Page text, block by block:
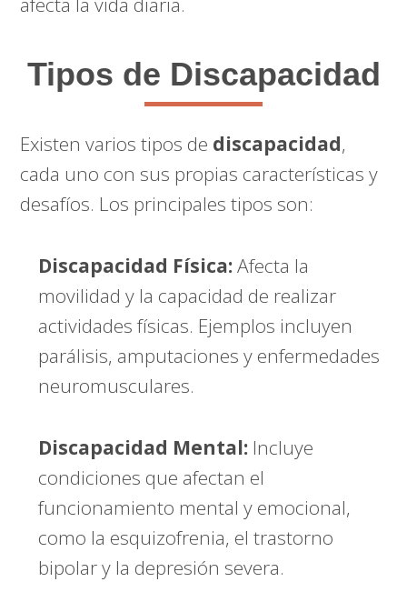
Tipos de Discapacidad
Existen varios tipos de discapacidad,
cada uno con sus propias características y
desafíos. Los principales tipos son:
Discapacidad Física:Afecta la
movilidad y la capacidad de realizar
actividades físicas. Ejemplos incluyen
parálisis, amputaciones y enfermedades
neuromusculares.
Discapacidad Mental: Incluye
condiciones que afectan el
funcionamiento mental y emocional,
como la esquizofrenia, el trastorno
bipolar y la depresión severa.